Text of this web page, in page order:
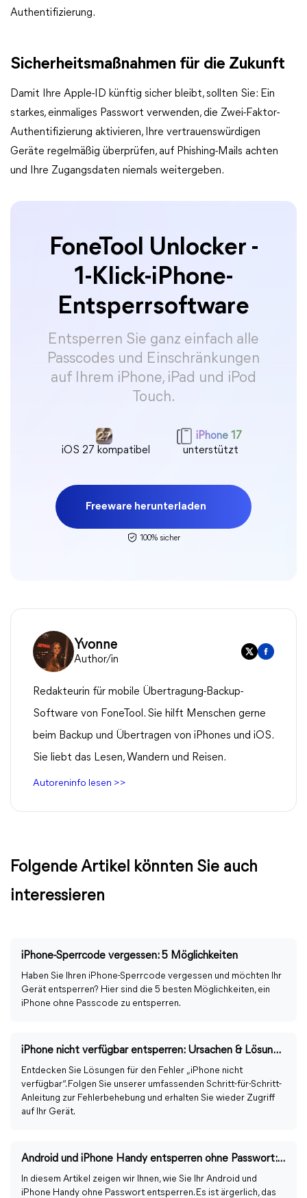
Authentifizierung.
Sicherheitsmaßnahmen für die Zukunft
Damit Ihre Apple-ID künftig sicher bleibt, sollten Sie: Ein
starkes, einmaliges Passwort verwenden, die Zwei-Faktor-
Authentifizierung aktivieren, Ihre vertrauenswürdigen
Geräte regelmäßig überprüfen, auf Phishing-Mails achten
und Ihre Zugangsdaten niemals weitergeben.
FoneTool Unlocker -
1-Klick-iPhone-
Entsperrsoftware
Entsperren Sie ganz einfach alle
Passcodes und Einschränkungen
auf Ihrem iPhone, iPad und iPod
Touch.
iOS 27 kompatibel
iPhone 17
unterstützt
Freeware herunterladen
100% sicher
Yvonne
Author/in
Redakteurin für mobile Übertragung-Backup-
Software von FoneTool. Sie hilft Menschen gerne
beim Backup und Übertragen von iPhones und iOS.
Sie liebt das Lesen, Wandern und Reisen.
Autoreninfo lesen >>
Folgende Artikel könnten Sie auch
interessieren
iPhone-Sperrcode vergessen: 5 Möglichkeiten
Haben Sie Ihren iPhone-Sperrcode vergessen und möchten Ihr
Gerät entsperren? Hier sind die 5 besten Möglichkeiten, ein
iPhone ohne Passcode zu entsperren.
iPhone nicht verfügbar entsperren: Ursachen & Lösungen ohne Datenverlust
Entdecken Sie Lösungen für den Fehler „iPhone nicht
verfügbar“. Folgen Sie unserer umfassenden Schritt-für-Schritt-
Anleitung zur Fehlerbehebung und erhalten Sie wieder Zugriff
auf Ihr Gerät.
Android und iPhone Handy entsperren ohne Passwort: 6 Möglichkeiten
In diesem Artikel zeigen wir Ihnen, wie Sie Ihr Android und
iPhone Handy ohne Passwort entsperren. Es ist ärgerlich, das